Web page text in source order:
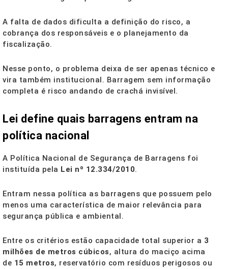
A falta de dados dificulta a definição do risco, a
cobrança dos responsáveis e o planejamento da
fiscalização.
Nesse ponto, o problema deixa de ser apenas técnico e
vira também institucional. Barragem sem informação
completa é risco andando de crachá invisível.
Lei define quais barragens entram na
política nacional
A Política Nacional de Segurança de Barragens foi
instituída pela Lei nº 12.334/2010.
Entram nessa política as barragens que possuem pelo
menos uma característica de maior relevância para
segurança pública e ambiental.
Entre os critérios estão capacidade total superior a 3
milhões de metros cúbicos, altura do maciço acima
de 15 metros, reservatório com resíduos perigosos ou